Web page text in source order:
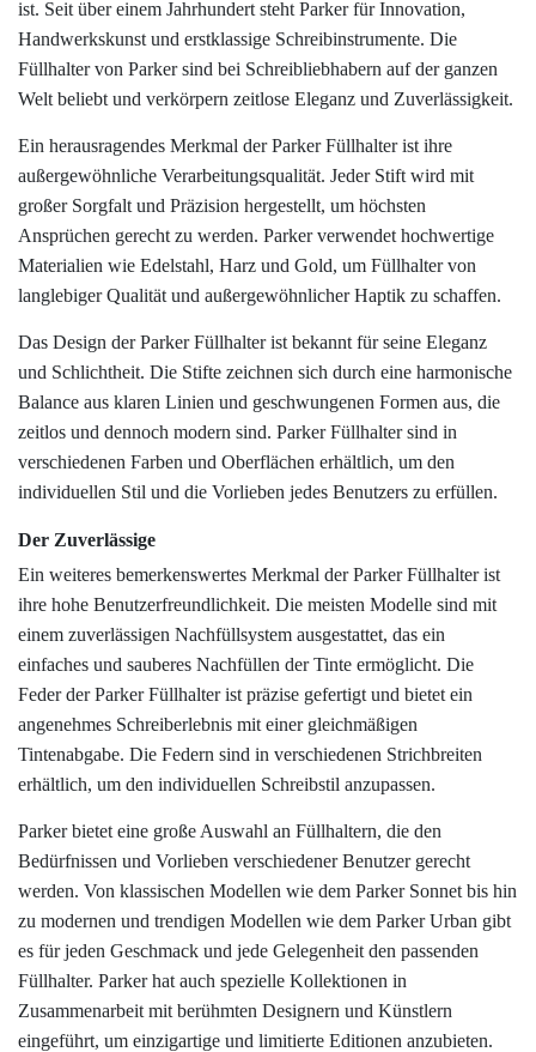
ist. Seit über einem Jahrhundert steht Parker für Innovation,
Handwerkskunst und erstklassige Schreibinstrumente. Die
Füllhalter von Parker sind bei Schreibliebhabern auf der ganzen
Welt beliebt und verkörpern zeitlose Eleganz und Zuverlässigkeit.
Ein herausragendes Merkmal der Parker Füllhalter ist ihre
außergewöhnliche Verarbeitungsqualität. Jeder Stift wird mit
großer Sorgfalt und Präzision hergestellt, um höchsten
Ansprüchen gerecht zu werden. Parker verwendet hochwertige
Materialien wie Edelstahl, Harz und Gold, um Füllhalter von
langlebiger Qualität und außergewöhnlicher Haptik zu schaffen.
Das Design der Parker Füllhalter ist bekannt für seine Eleganz
und Schlichtheit. Die Stifte zeichnen sich durch eine harmonische
Balance aus klaren Linien und geschwungenen Formen aus, die
zeitlos und dennoch modern sind. Parker Füllhalter sind in
verschiedenen Farben und Oberflächen erhältlich, um den
individuellen Stil und die Vorlieben jedes Benutzers zu erfüllen.
Der Zuverlässige
Ein weiteres bemerkenswertes Merkmal der Parker Füllhalter ist
ihre hohe Benutzerfreundlichkeit. Die meisten Modelle sind mit
einem zuverlässigen Nachfüllsystem ausgestattet, das ein
einfaches und sauberes Nachfüllen der Tinte ermöglicht. Die
Feder der Parker Füllhalter ist präzise gefertigt und bietet ein
angenehmes Schreiberlebnis mit einer gleichmäßigen
Tintenabgabe. Die Federn sind in verschiedenen Strichbreiten
erhältlich, um den individuellen Schreibstil anzupassen.
Parker bietet eine große Auswahl an Füllhaltern, die den
Bedürfnissen und Vorlieben verschiedener Benutzer gerecht
werden. Von klassischen Modellen wie dem Parker Sonnet bis hin
zu modernen und trendigen Modellen wie dem Parker Urban gibt
es für jeden Geschmack und jede Gelegenheit den passenden
Füllhalter. Parker hat auch spezielle Kollektionen in
Zusammenarbeit mit berühmten Designern und Künstlern
eingeführt, um einzigartige und limitierte Editionen anzubieten.